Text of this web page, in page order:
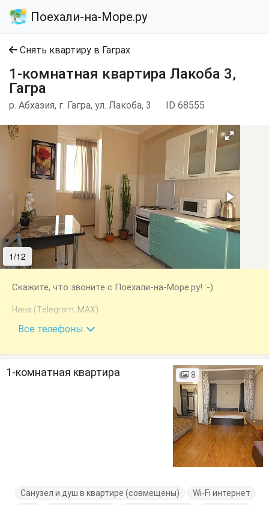
Поехали-на-Море.ру
Снять квартиру в Гаграх
1-комнатная квартира Лакоба 3,
Гагра
р. Абхазия, г. Гагра, ул. Лакоба, 3 ID 68555
1/12
Скажите, что звоните с Поехали-на-Море.ру! :-)
Нина (Telegram, MAX)
+7 (940) 997-32-18
Все телефоны
1-комнатная квартира 8
Санузел и душ в квартире (совмещены)
Wi-Fi интернет